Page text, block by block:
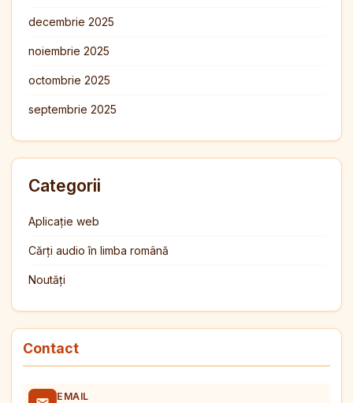
decembrie 2025
noiembrie 2025
octombrie 2025
septembrie 2025
Categorii
Aplicație web
Cărți audio în limba română
Noutăți
Contact
EMAIL